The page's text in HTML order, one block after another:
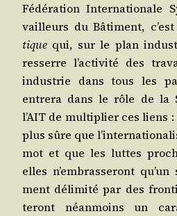
Fédé­ra­tion Inter­na­tio­nale
vailleurs du Bâti­ment,
tique qui, sur le plan
res­serre l’activité des
indus­trie dans tous les
entre­ra dans le rôle de la
l’AIT de mul­ti­plier ces liens
plus sûre que
mot et que les luttes
elles n’embrasseront
ment déli­mi­té par des
te­ront néan­moins un